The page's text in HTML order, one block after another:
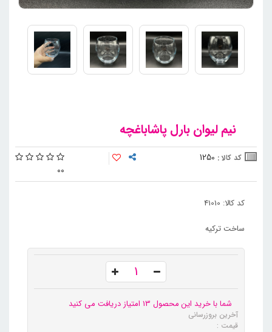
نیم لیوان بارل پاشاباغچه
کد کالا : 1250
00
کد کالا: 41010
ساخت ترکیه
شما با خرید این محصول 13 امتیاز دریافت می کنید
آخرین بروزرسانی
قیمت :